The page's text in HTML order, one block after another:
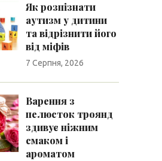
Як розпізнати
аутизм у дитини
та відрізнити його
від міфів
7 Серпня, 2026
Варення з
пелюсток троянд
здивує ніжним
смаком і
ароматом